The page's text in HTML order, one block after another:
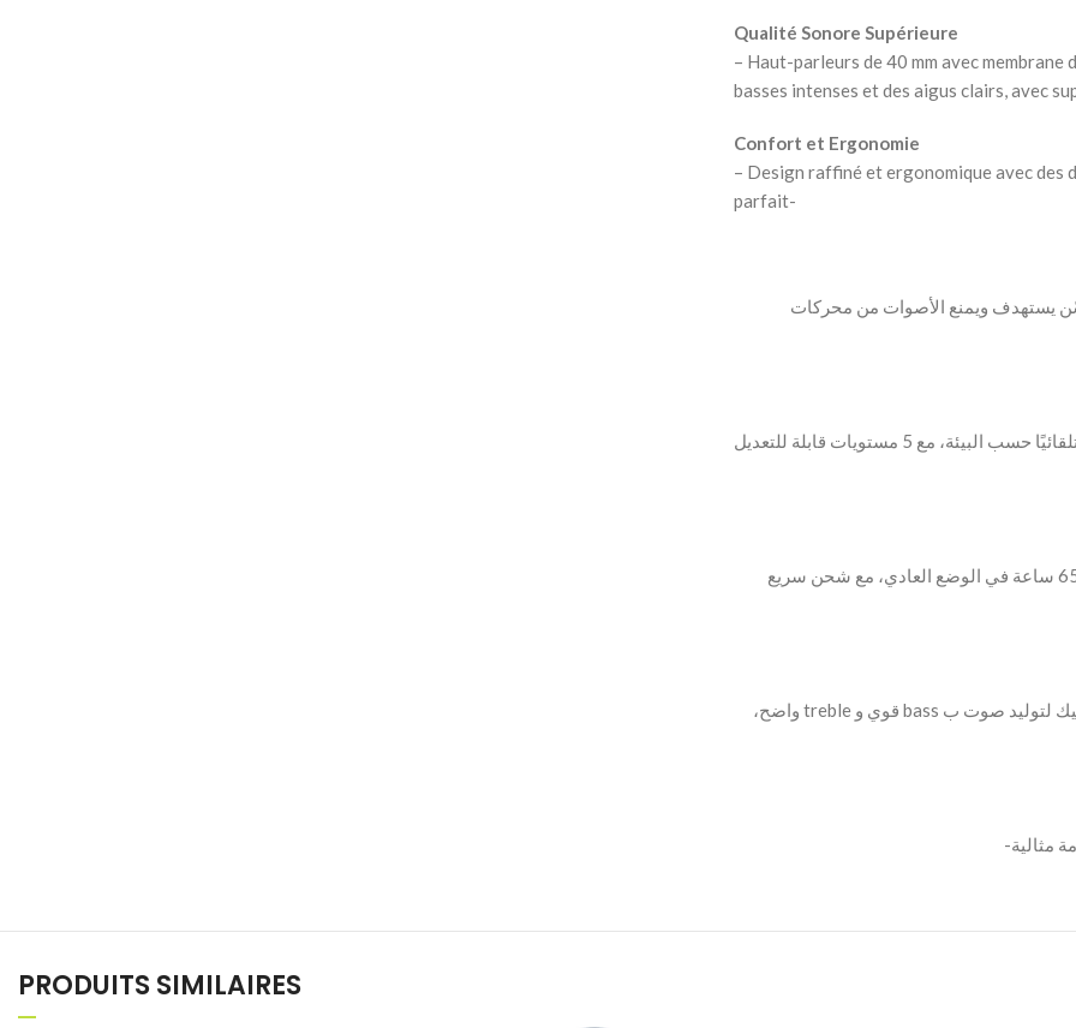
Qualité Sonore Supérieure
– Haut-parleurs de 40 mm avec membrane
basses intenses et des aigus clairs, avec
Confort et Ergonomie
– Design raffiné et ergonomique avec
parfait-
98٪ بفضل نظام محسّن يستهدف ويمنع الأصوات من محركات
‫- يقوم النظام باختيار مستوى إلغاء الضوضاء المناسب تلقائيًا حسب البيئة، مع 5 مستويات قابلة للتعديل
‫- حتى 50 ساعة من البطارية في وضع إلغاء الضوضاء و65 ساعة في الوضع العادي، مع شحن سريع
‫- سماعات 40 مم مع غشاء مزدوج من الحرير والسيراميك لتوليد صوت ب bass قوي و treble واضح،
مثالية-
PRODUITS SIMILAIRES